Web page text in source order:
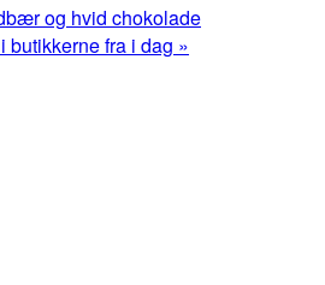
og hvid chokolade
fra i dag »